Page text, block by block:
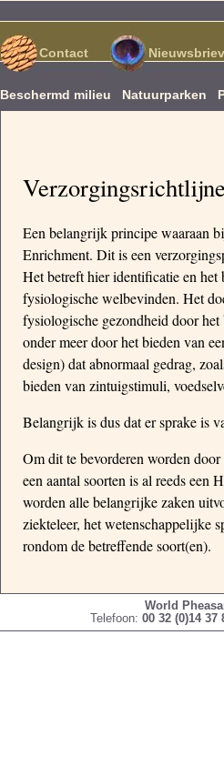
Een belangrijk principe waaraan
Enrichment. Dit is een
Het betreft hier identificatie en
fysiologische welbevinden. Het
fysiologische gezondheid door
onder meer door het bieden van
design) dat abnormaal gedrag,
bieden van zintuigstimuli,
Belangrijk is dus dat er sprake is
Om dit te bevorderen worden
een aantal soorten is al reeds
worden alle belangrijke zaken
ziekteleer, het wetenschappelijke
rondom de betreffende soort(en).
Contact
Beschermd milieu Natuurparken
World
Telefoon: 00 32 (0)14 37